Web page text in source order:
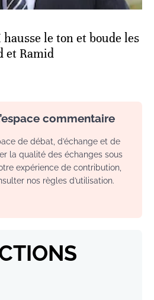
le ton et boude les
et Ramid
commentaire
de débat, d’échange et de
la qualité des échanges sous
expérience de contribution,
nos règles d’utilisation.